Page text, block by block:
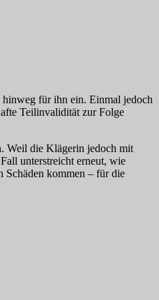
hinweg für ihn ein. Einmal jedoch
Teilinvalidität zur Folge
Weil die Klägerin jedoch mit
unterstreicht erneut, wie
Schäden kommen – für die